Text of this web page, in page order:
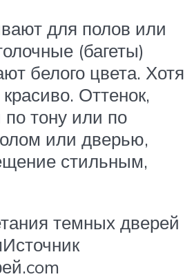
для полов или
(багеты)
белого цвета. Хотя
Оттенок,
тону или по
или дверью,
стильным,
темных дверей